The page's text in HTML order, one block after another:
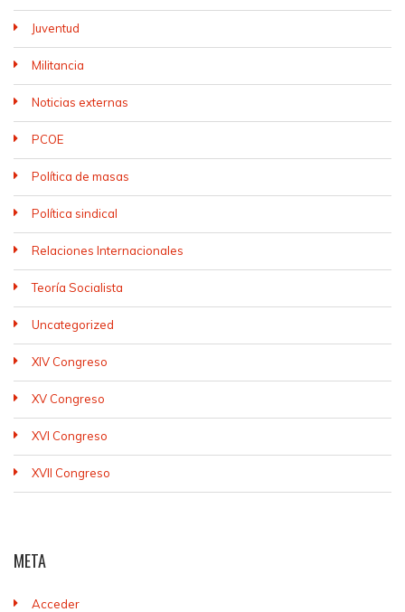
Juventud
Militancia
Noticias externas
PCOE
Política de masas
Política sindical
Relaciones Internacionales
Teoría Socialista
Uncategorized
XIV Congreso
XV Congreso
XVI Congreso
XVII Congreso
META
Acceder